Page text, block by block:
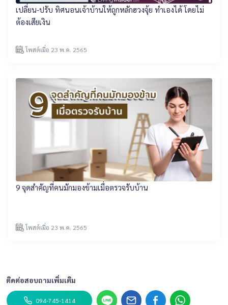
เปลี่ยน-ปรับ ทิศนอนเจ้าบ้านให้ถูกหลักฮวงจุ้ย ทำเองได้ โดยไม่
ต้องเสียเงิน
โพสต์เมื่อ 23 พ.ค. 2565
9 จุดสำคัญที่คนมักมองข้ามเมื่อตรวจรับบ้าน
โพสต์เมื่อ 23 พ.ค. 2565
ติดต่อสอบถามเพิ่มเติม
094-745-1414